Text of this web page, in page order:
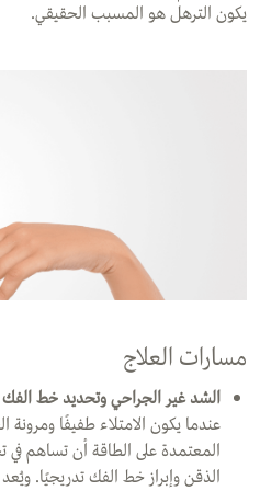
يكون الترهل هو المسبب الحقيقي.
مسارات العلاج
الشد غير الجراحي وتحديد خط الفك
عندما يكون الامتلاء طفيفًا
المعتمدة على الطاقة أن تساهم
الذقن وإبراز خط الفك تدريجيًا.